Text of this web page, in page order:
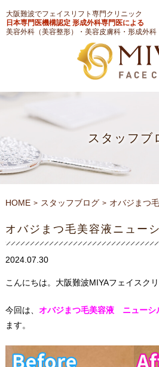
大阪難波でフェイスリフト専門クリニック
日本専門医機構認定 形成外科専門医による
美容外科（美容整形）・美容皮膚科・形成外科
スタッフブ
HOME スタッフブログ オバジまつ
オバジまつ毛美容液ニュー
2024.07.30
こんにちは。大阪難波MIYAフェイスク
今回は、 オバジまつ毛美容液 ニューシ
ます。